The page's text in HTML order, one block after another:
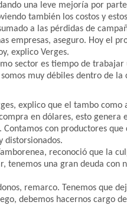
una leve mejoría por
también los costos y
a las pérdidas de
empresas, aseguro. Hoy el
explico Verges.
sector es tiempo de trabajar
muy débiles dentro de la
explico que el tambo como
en dólares, esto genera
con productores que
distorsionados.
reconoció que la
tenemos una gran deuda con
remarco. Tenemos que
debemos hacernos cargo